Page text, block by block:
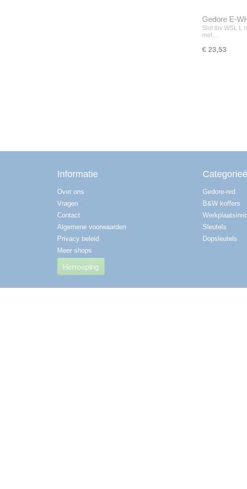
Gedore E-
Slot tbv WSL L
met…
€ 23,53
Informatie
Over ons
Vragen
Contact
Algemene voorwaarden
Privacy beleid
Meer shops
Herroeping
Gedore-red
B&W koffers
Sleutels
Dopsleutels